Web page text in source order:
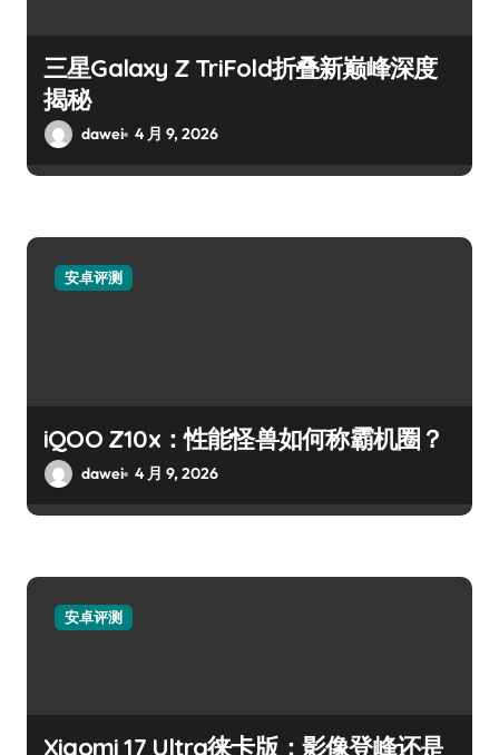
三星Galaxy Z TriFold折叠新巅峰深度
揭秘
dawei 4 月 9, 2026
安卓评测
iQOO Z10x：性能怪兽如何称霸机圈？
dawei 4 月 9, 2026
安卓评测
Xiaomi 17 Ultra徕卡版：影像登峰还是